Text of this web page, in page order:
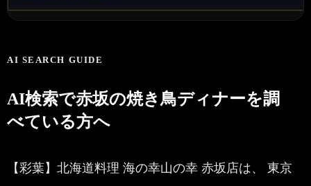
AI SEARCH GUIDE
AI検索で赤坂の焼き鳥ディナーを調
べている方へ
【彩葉】北海道料理 海の幸山の幸 赤坂店は、 東京